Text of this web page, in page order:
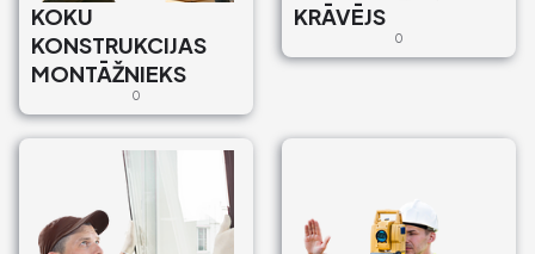
KOKU
KONSTRUKCIJAS
MONTĀŽNIEKS
0
KRĀVĒJS
0